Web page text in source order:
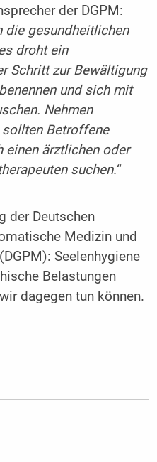
der DGPM:
die gesundheitlichen
droht ein
Schritt zur Bewältigung
und sich mit
Nehmen
Betroffene
ärztlichen oder
suchen.“
der Deutschen
Medizin und
Seelenhygiene
Belastungen
dagegen tun können.